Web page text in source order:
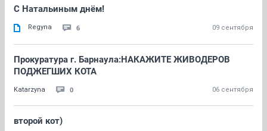
С Натальиным днём!
Regyna 6 09 сентября
Прокуратура г. Барнаула:НАКАЖИТЕ ЖИВОДЕРОВ
ПОДЖЕГШИХ КОТА
Katarzyna 0 06 сентября
второй кот)